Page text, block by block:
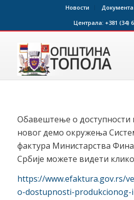
Новости Документа
Централа: +381 (34)
Обавештење о доступности
новог демо окружења
фактура Министарства
Србије можете видети
https://www.efaktura.gov.rs/
o-dostupnosti-produkcionog-